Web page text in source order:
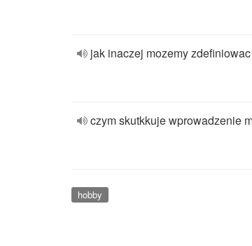
jak inaczej mozemy
czym skutkkuje wprowadzenie
hobby